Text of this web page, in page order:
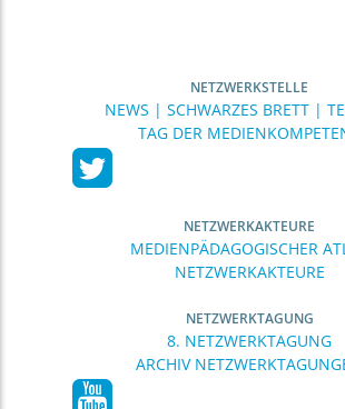
NETZWERKSTELLE
NEWS | SCHWARZES BRETT |
TAG DER
NETZWERKAKTEURE
MEDIENPÄDAGOGISCHER
NETZWERKAKTEURE
NETZWERKTAGUNG
8. NETZWERKTAGUNG
ARCHIV